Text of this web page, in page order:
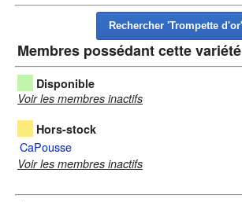
Membres possédant cette variété
Disponible
Voir les membres inactifs
Hors-stock
CaPousse
Voir les membres inactifs